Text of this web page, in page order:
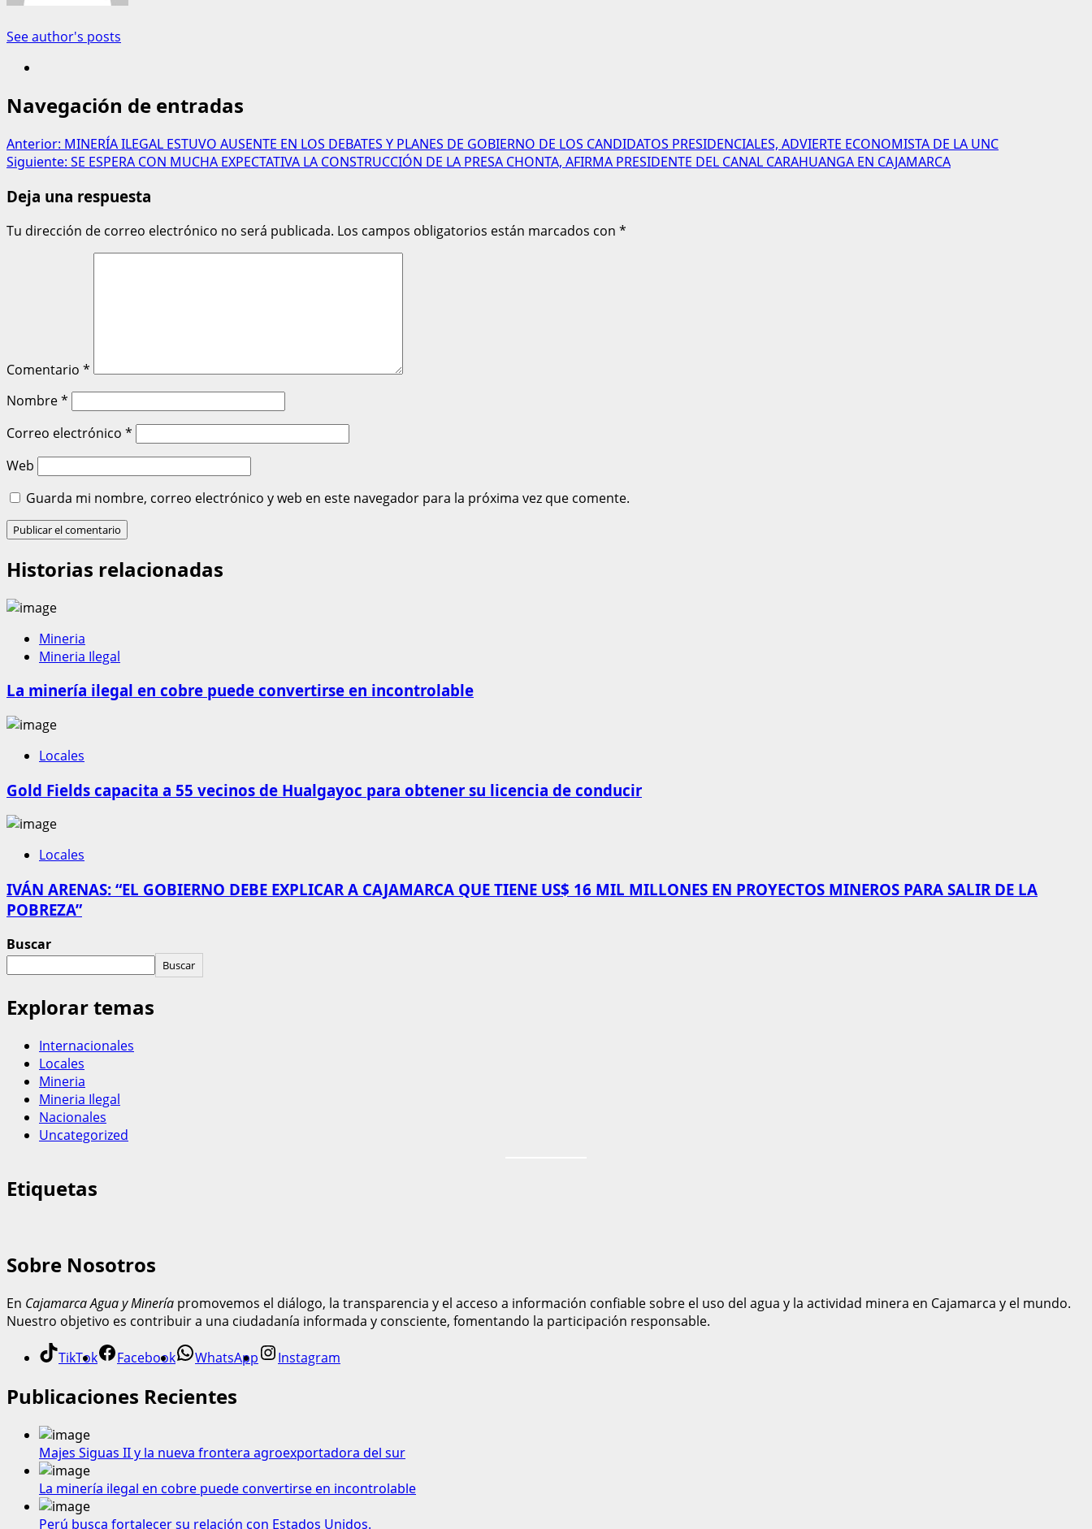
See author's posts
Navegación de entradas
Anterior: MINERÍA ILEGAL ESTUVO AUSENTE EN LOS DEBATES Y PLANES DE GOBIERNO DE LOS CANDIDATOS PRESIDENCIALES, ADVIERTE ECONOMISTA DE LA UNC
Siguiente: SE ESPERA CON MUCHA EXPECTATIVA LA CONSTRUCCIÓN DE LA PRESA CHONTA, AFIRMA PRESIDENTE DEL CANAL CARAHUANGA EN CAJAMARCA
Deja una respuesta
Tu dirección de correo electrónico no será publicada. Los campos obligatorios están marcados con *
Comentario *
Nombre*
Correo electrónico *
Web
Guarda mi nombre, correo electrónico y web en este navegador para la próxima vez que comente.
Historias relacionadas
Mineria
Mineria Ilegal
La minería ilegal en cobre puede convertirse en incontrolable
Locales
Gold Fields capacita a 55 vecinos de Hualgayoc para obtener su licencia de conducir
Locales
IVÁN ARENAS: “EL GOBIERNO DEBE EXPLICAR A CAJAMARCA QUE TIENE US$ 16 MIL MILLONES EN PROYECTOS MINEROS PARA SALIR DE LA
POBREZA”
Buscar
Buscar
Explorar temas
Internacionales
Locales
Mineria
Mineria Ilegal
Nacionales
Uncategorized
Etiquetas
Sobre Nosotros
En Cajamarca Agua y Minería promovemos el diálogo, la transparencia y el acceso a información confiable sobre el uso del agua y la actividad minera en Cajamarca y el mundo.
Nuestro objetivo es contribuir a una ciudadanía informada y consciente, fomentando la participación responsable.
TikTok Facebook WhatsApp Instagram
Publicaciones Recientes
Majes Siguas II y la nueva frontera agroexportadora del sur
La minería ilegal en cobre puede convertirse en incontrolable
Perú busca fortalecer su relación con Estados Unidos.